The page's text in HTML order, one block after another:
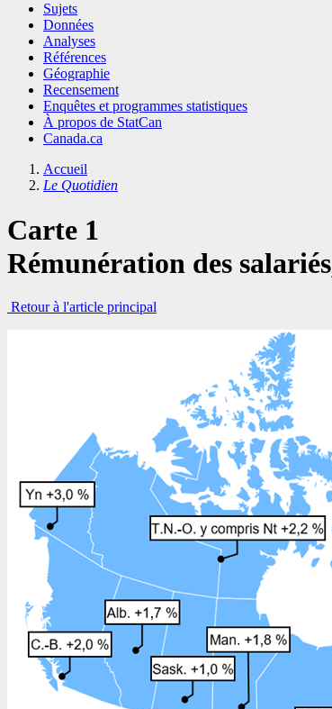
Sujets
Données
Analyses
Références
Géographie
Recensement
Enquêtes et programmes statistiques
À propos de StatCan
Canada.ca
Accueil
Le Quotidien
Carte 1
Rémunération des
Retour à l'article principal